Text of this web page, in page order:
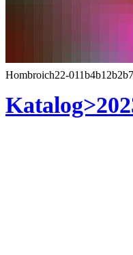
Hombroich22-011b4b12b2b7